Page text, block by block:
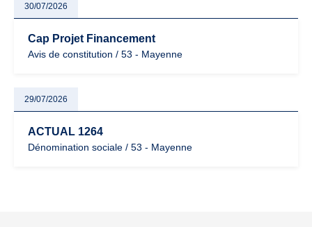
30/07/2026
Cap Projet Financement
Avis de constitution / 53 - Mayenne
29/07/2026
ACTUAL 1264
Dénomination sociale / 53 - Mayenne